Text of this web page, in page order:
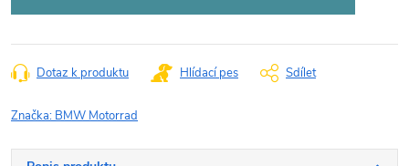
Dotaz k produktu Hlídací pes Sdílet
Značka: BMW Motorrad